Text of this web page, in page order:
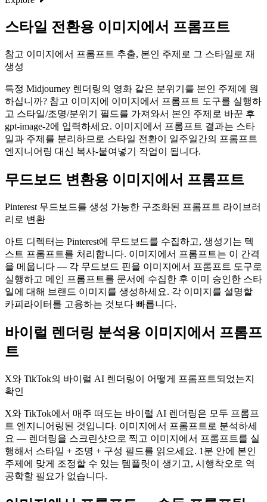
스타일 전환용 이미지에서 프롬프트
참고 이미지에서 프롬프트 추출, 본인 주제로 그 스타일로 재
생성
특정 Midjourney 렌더링의 영화 같은 분위기를 본인 주제에 원
하십니까? 참고 이미지에 이미지에서 프롬프트 도구를 실행하
고 스타일/조명/분위기 필드를 가져와서 본인 주제로 바꾼 후
gpt-image-2에 입력하세요. 이미지에서 프롬프트 결과는 스타
일과 주제를 분리하므로 스타일 전환이 일주일간의 프롬프트
엔지니어링 대신 복사-붙여넣기 작업이 됩니다.
무드보드 변환용 이미지에서 프롬프트
Pinterest 무드보드를 생성 가능한 구조화된 프롬프트 라이브러
리로 변환
아트 디렉터는 Pinterest에 무드보드를 수집하고, 생성기는 텍
스트 프롬프트를 처리합니다. 이미지에서 프롬프트는 이 간격
을 메웁니다 — 각 무드보드 핀을 이미지에서 프롬프트 도구로
실행하고 메인 프롬프트를 문서에 수집한 후 이미 승인한 스타
일에 대해 브랜드 이미지를 생성하세요. 각 이미지를 설명할
카피라이터를 고용하는 것보다 빠릅니다.
바이럴 렌더링 분석용 이미지에서 프롬프
트
X와 TikTok의 바이럴 AI 렌더링이 어떻게 프롬프트되었는지
확인
X와 TikTok에서 매주 떠도는 바이럴 AI 렌더링은 모두 프롬프
트 엔지니어링된 것입니다. 이미지에서 프롬프트로 분석하세
요 — 렌더링을 스크린샷으로 찍고 이미지에서 프롬프트를 실
행해서 스타일 + 조명 + 구성 필드를 읽으세요. 1분 안에 본인
주제에 맞게 조정할 수 있는 템플릿이 생기고, 시행착오로 역
공학할 필요가 없습니다.